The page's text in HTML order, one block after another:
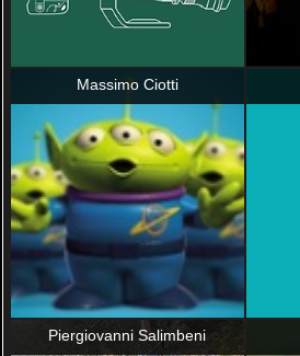
Massimo Ciotti
Piergiovanni Salimbeni